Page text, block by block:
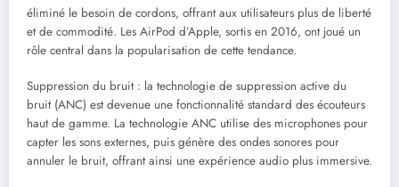
éliminé le besoin de cordons, offrant aux utilisateurs plus de liberté
et de commodité. Les AirPod d’Apple, sortis en 2016, ont joué un
rôle central dans la popularisation de cette tendance.
Suppression du bruit : la technologie de suppression active du
bruit (ANC) est devenue une fonctionnalité standard des écouteurs
haut de gamme. La technologie ANC utilise des microphones pour
capter les sons externes, puis génère des ondes sonores pour
annuler le bruit, offrant ainsi une expérience audio plus immersive.